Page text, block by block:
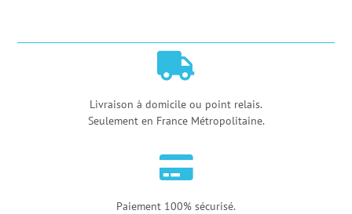

Livraison à domicile ou point relais.
Seulement en France Métropolitaine.

Paiement 100% sécurisé.